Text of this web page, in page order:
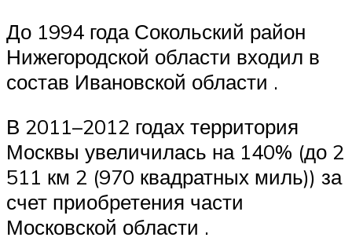
До 1994 года Сокольский район
Нижегородской области входил в
состав Ивановской области .
В 2011–2012 годах территория
Москвы увеличилась на 140% (до 2
511 км 2 (970 квадратных миль)) за
счет приобретения части
Московской области .